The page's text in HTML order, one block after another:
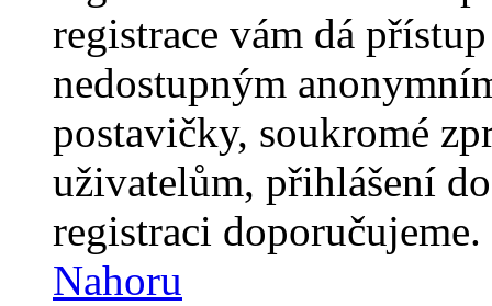
registrace vám dá
nedostupným
postavičky, soukromé
uživatelům, přihlášení
registraci
Nahoru